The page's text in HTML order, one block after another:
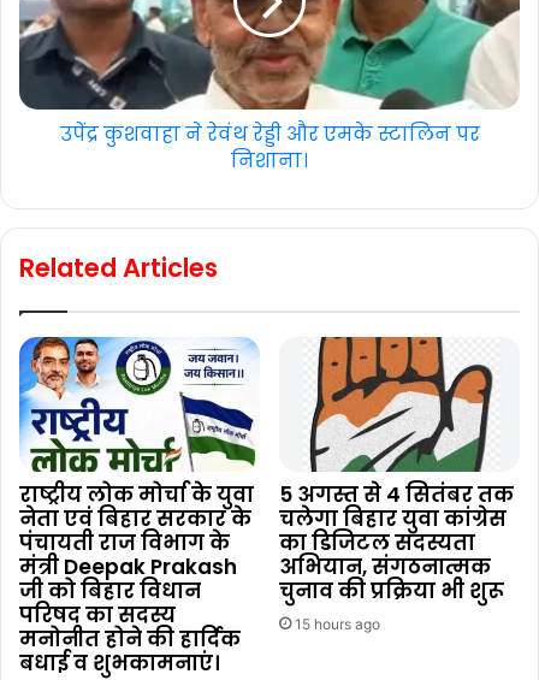
उपेंद्र कुशवाहा ने रेवंथ रेड्डी और एमके स्टालिन पर
निशाना।
Related Articles
राष्ट्रीय लोक मोर्चा के युवा
नेता एवं बिहार सरकार के
पंचायती राज विभाग के
मंत्री Deepak Prakash
जी को बिहार विधान
परिषद का सदस्य
मनोनीत होने की हार्दिक
बधाई व शुभकामनाएं।
5 अगस्त से 4 सितंबर तक
चलेगा बिहार युवा कांग्रेस
का डिजिटल सदस्यता
अभियान, संगठनात्मक
चुनाव की प्रक्रिया भी शुरू
15 hours ago